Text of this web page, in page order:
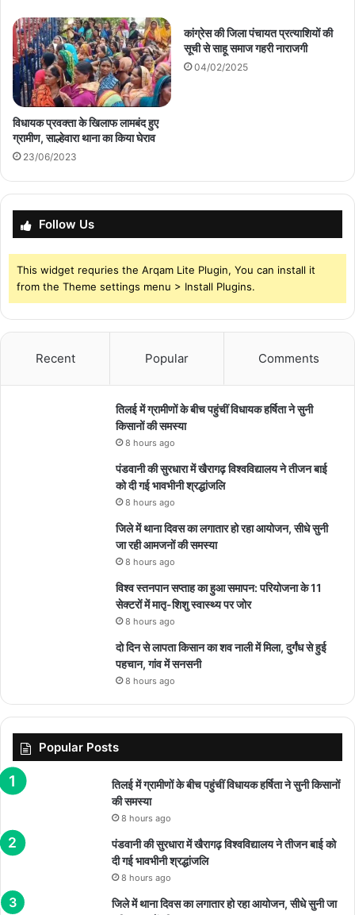
विधायक प्रवक्ता के खिलाफ लामबंद हुए
ग्रामीण, साल्हेवारा थाना का किया घेराव
23/06/2023
कांग्रेस की जिला पंचायत प्रत्याशियों की
सूची से साहू समाज गहरी नाराजगी
04/02/2025
Follow Us
This widget requries the Arqam Lite Plugin, You can install it
from the Theme settings menu > Install Plugins.
Recent Popular Comments
तिलई में ग्रामीणों के बीच पहुंचीं विधायक हर्षिता ने सुनी
किसानों की समस्या
8 hours ago
पंडवानी की सुरधारा में खैरागढ़ विश्वविद्यालय ने तीजन बाई
को दी गई भावभीनी श्रद्धांजलि
8 hours ago
जिले में थाना दिवस का लगातार हो रहा आयोजन, सीधे सुनी
जा रही आमजनों की समस्या
8 hours ago
विश्व स्तनपान सप्ताह का हुआ समापन: परियोजना के 11
सेक्टरों में मातृ-शिशु स्वास्थ्य पर जोर
8 hours ago
दो दिन से लापता किसान का शव नाली में मिला, दुर्गंध से हुई
पहचान, गांव में सनसनी
8 hours ago
Popular Posts
तिलई में ग्रामीणों के बीच पहुंचीं विधायक हर्षिता ने सुनी किसानों
की समस्या
8 hours ago
पंडवानी की सुरधारा में खैरागढ़ विश्वविद्यालय ने तीजन बाई को
दी गई भावभीनी श्रद्धांजलि
8 hours ago
जिले में थाना दिवस का लगातार हो रहा आयोजन, सीधे सुनी जा